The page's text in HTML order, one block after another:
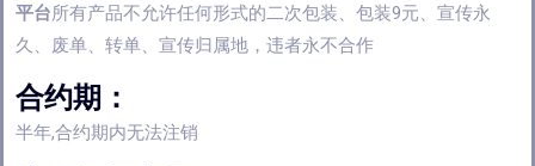
平台所有产品不允许任何形式的二次包装、包装9元、宣传永
久、废单、转单、宣传归属地，违者永不合作
合约期：
半年,合约期内无法注销